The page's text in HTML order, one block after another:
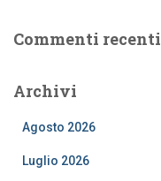
Commenti recenti
Archivi
Agosto 2026
Luglio 2026